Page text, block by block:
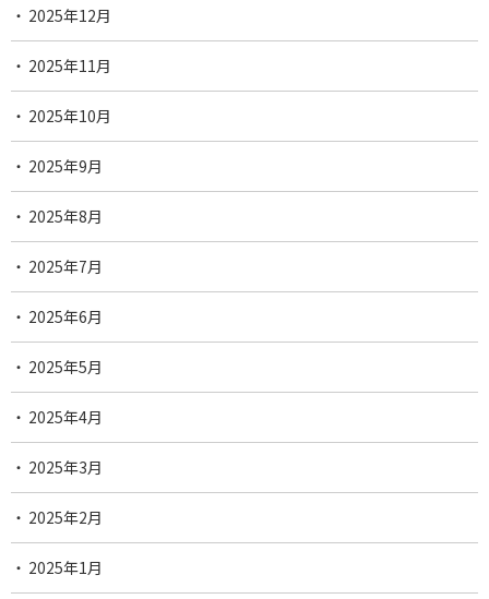
2025年12月
2025年11月
2025年10月
2025年9月
2025年8月
2025年7月
2025年6月
2025年5月
2025年4月
2025年3月
2025年2月
2025年1月